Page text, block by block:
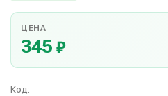
ЦЕНА
345 ₽
Код: